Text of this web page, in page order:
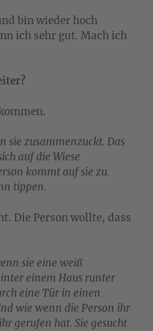
bin wieder hoch
ich sehr gut. Mach ich
sie zusammenzuckt. Das
auf die Wiese
kommt auf sie zu.
tippen.
Die Person wollte, dass
sie eine weiß
einem Haus runter
eine Tür in einen
wie wenn die Person ihr
gerufen hat. Sie gesucht